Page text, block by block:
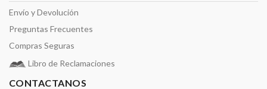
Envío y Devolución
Preguntas Frecuentes
Compras Seguras
Libro de Reclamaciones
CONTACTANOS